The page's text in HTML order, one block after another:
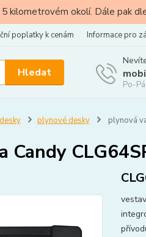
kilometrovém okolí. Dále pak
poplatky k cenám Informace pro
Hledat
Po-
plynové desky plynová
Candy